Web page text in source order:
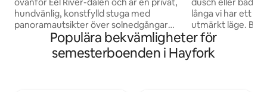
hundvänlig, konstfylld stuga med
panoramautsikter över solnedgångar
och oöverträffad stjärnskådning. Vandra
i vår 60 tunnland stora skog, där vaktlar,
kalkoner, rävar och rådjur lever, och
långa vi har ett
utmärkt läge.
och var
tryckpress. Nu
boende
Populära bekvämligheter för
semesterboenden i Hayfork